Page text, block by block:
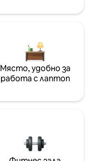
Място, удобно за
работа с лаптоп